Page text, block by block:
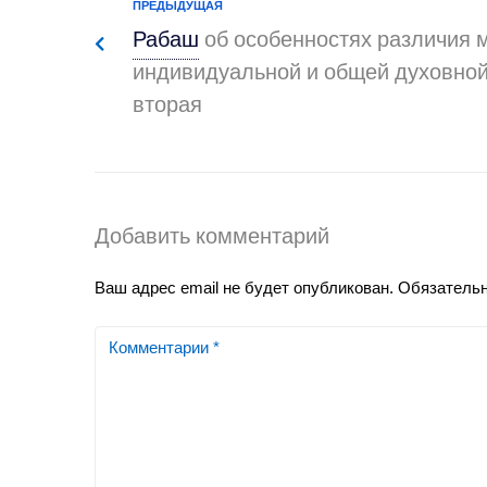
ПРЕДЫДУЩАЯ
Рабаш об особенностях различия
индивидуальной и общей
вторая
Добавить комментарий
Ваш адрес email не будет опубликован.